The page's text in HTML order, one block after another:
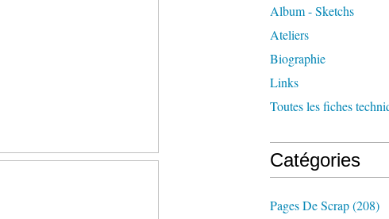
Album - Sketchs
Ateliers
Biographie
Links
Toutes les fiches
Catégories
Pages De Scrap(208)